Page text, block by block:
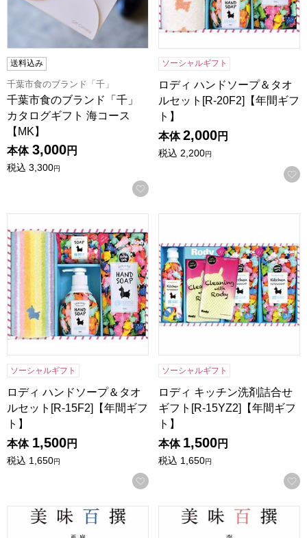
送料込み
千葉市食のブランド「千」
千葉市食のブランド「千」
カタログギフト 海コース
【MK】
本体 3,000円
税込 3,300円
お気に入りに登録する
ソーシャルギフト
ロディ ハンドソープ＆タオ
ルセット[R-20F2]【年間ギフ
ト】
本体 2,000円
税込 2,200円
ソーシャルギフト
ロディ ハンドソープ＆タオ
ルセット[R-15F2]【年間ギフ
ト】
本体 1,500円
税込 1,650円
お気に入りに登録する
ソーシャルギフト
ロディ キッチン洗剤詰合せ
ギフト[R-15YZ2]【年間ギフ
ト】
本体 1,500円
税込 1,650円
美味百撰 亜麻【カタログギフト】【贈りものカタログ】
美味百撰 李【カタログギフ